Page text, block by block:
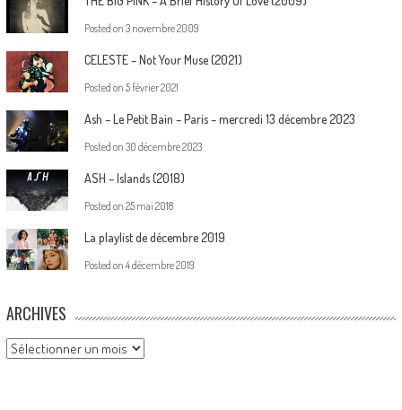
Posted on 3 novembre 2009
CELESTE – Not Your Muse (2021)
Posted on 5 février 2021
Ash – Le Petit Bain – Paris – mercredi 13 décembre 2023
Posted on 30 décembre 2023
ASH – Islands (2018)
Posted on 25 mai 2018
La playlist de décembre 2019
Posted on 4 décembre 2019
ARCHIVES
Archives